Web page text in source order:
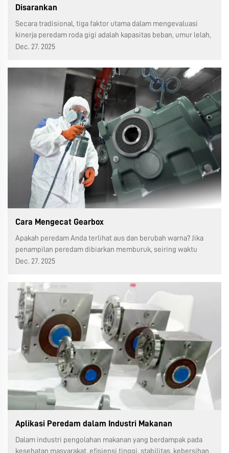
Disarankan
Secara tradisional, tiga faktor utama dalam mengevaluasi
kinerja peredam roda gigi adalah kapasitas beban, umur lelah,
dan akurasi operasional, yang sering kali mengabaikan
standar ISO 14000 dan ISO 18000, i...
Dec. 27. 2025
Cara Mengecat Gearbox
Apakah peredam Anda terlihat aus dan berubah warna? Jika
penampilan peredam dibiarkan memburuk, seiring waktu
karat, debu, dan kotoran akan semakin menumpuk. Dalam
cara mengecat peredam dengan benar agar tetap...
Dec. 27. 2025
Aplikasi Peredam dalam Industri Makanan
Dalam industri pengolahan makanan yang berdampak pada
kesehatan masyarakat, efisiensi tinggi, stabilitas, kebersihan,